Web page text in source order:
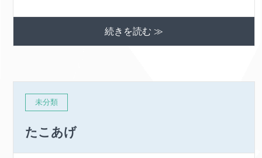
続きを読む ≫
未分類
たこあげ